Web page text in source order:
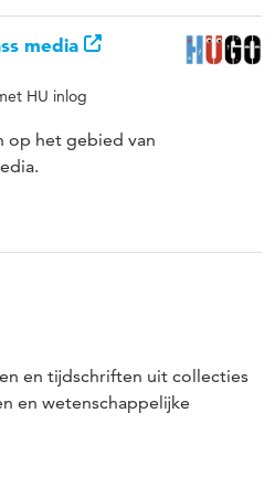
media
HU inlog
op het gebied van
en tijdschriften uit collecties
en wetenschappelijke